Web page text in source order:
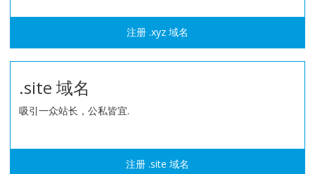
注册 .xyz 域名
.site 域名
吸引一众站长，公私皆宜.
注册 .site 域名